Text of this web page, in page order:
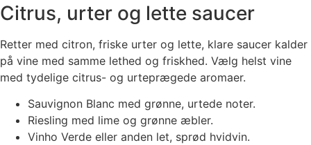
Citrus, urter og lette saucer
Retter med citron, friske urter og lette, klare saucer kalder
på vine med samme lethed og friskhed. Vælg helst vine
med tydelige citrus- og urteprægede aromaer.
Sauvignon Blanc med grønne, urtede noter.
Riesling med lime og grønne æbler.
Vinho Verde eller anden let, sprød hvidvin.